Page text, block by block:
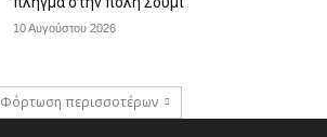
10 Αυγούστου 2026
Φόρτωση περισσοτέρων